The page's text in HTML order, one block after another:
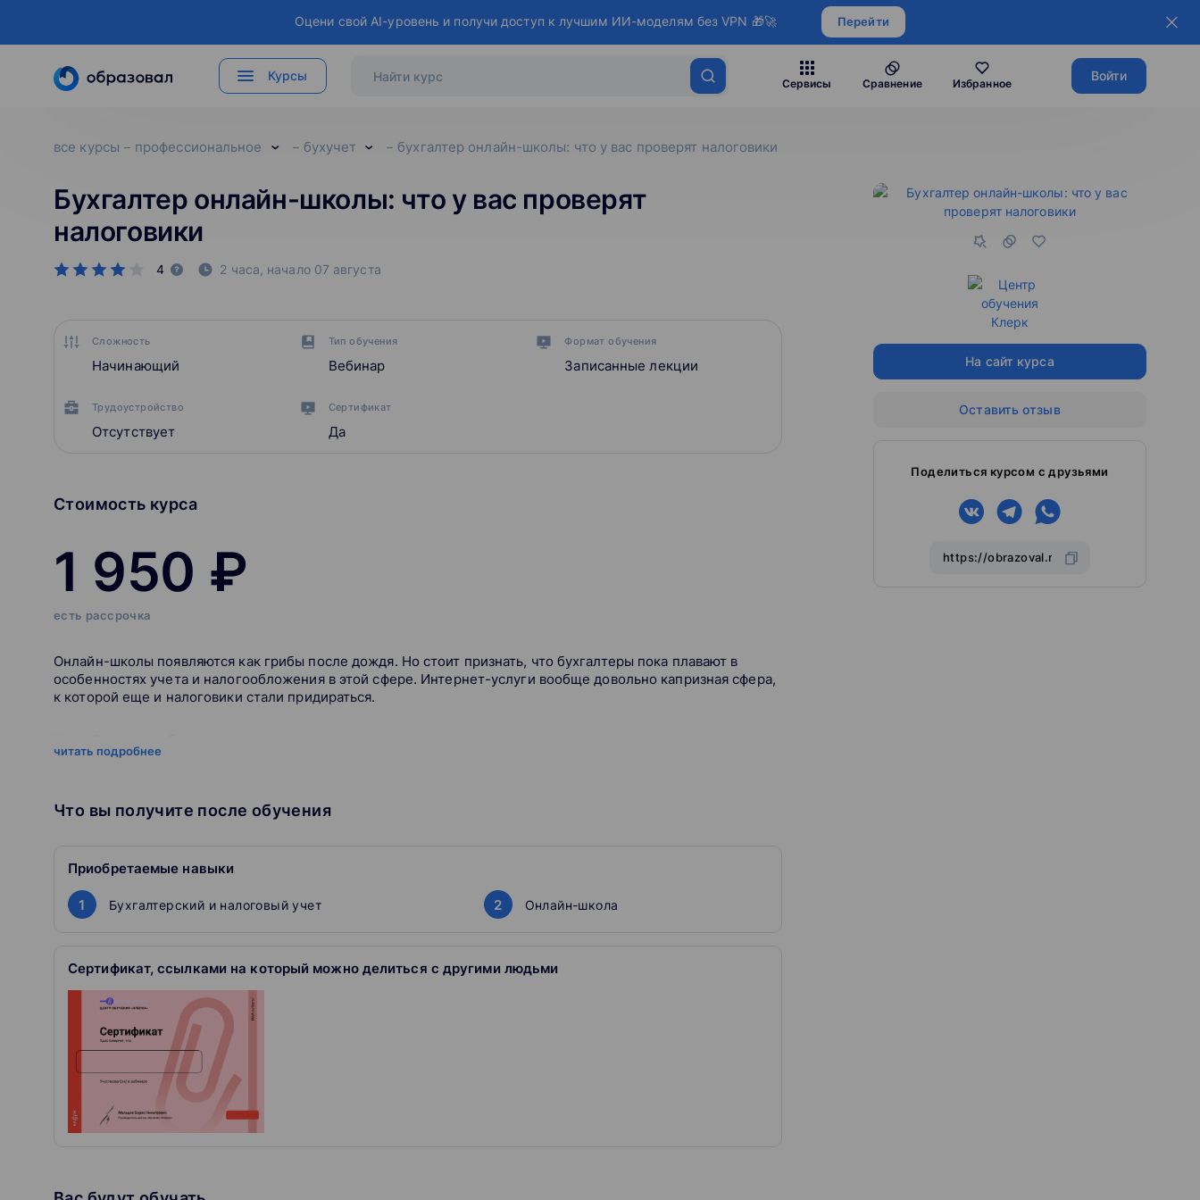
Оцени свой AI-уровень и получи доступ к лучшим ИИ-моделям без VPN 🎁🚀 Перейти
Курсы
Сервисы Сравнение Избранное
Войти
все курсы профессиональное бухучет бухгалтер онлайн-школы: что у вас проверят налоговики
Бухгалтер онлайн-школы: что у вас проверят
налоговики
4 2 часа, начало 07 августа
Сложность
Начинающий
Тип обучения
Вебинар
Формат обучения
Записанные лекции
Трудоустройство
Отсутствует
Сертификат
Да
Стоимость курса
1 950 ₽
есть рассрочка
Онлайн-школы появляются как грибы после дождя. Но стоит признать, что бухгалтеры пока плавают в
особенностях учета и налогообложения в этой сфере. Интернет-услуги вообще довольно капризная сфера,
к которой еще и налоговики стали придираться.
Как выбрать систему налогообложения для онлайн-школы: ОСН, УСН, патент (только ИП), самозанятый
Как заполнять отчетность для онлайн-школы.
Бухгалтерский учет онлайн-школы.
Как проходит обучение
Скачиваете презентацию
Большинство авторов прилагают к вебинарам полезные презентации.
Оставляйте вопросы в комментариях
Мы передадим их эксперту, чтобы он ответил.
Получаете сертификат
Покажите работодателю, что подтянулись в теме.
читать подробнее
Что вы получите после обучения
Приобретаемые навыки
1 Бухгалтерский и налоговый учет 2 Онлайн-школа
Сертификат, ссылками на который можно делиться с другими людьми
На сайт курса
Оставить отзыв
Поделиться курсом с друзьями